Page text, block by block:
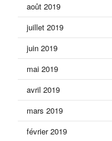
août 2019
juillet 2019
juin 2019
mai 2019
avril 2019
mars 2019
février 2019